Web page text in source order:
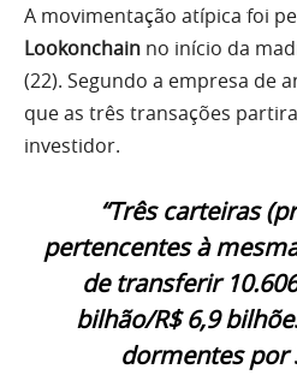
A movimentação atípica foi
Lookonchain no início da
(22). Segundo a empresa de
que as três transações
investidor.
“Três carteiras
pertencentes à
de transferir
bilhão/R$ 6,9
dormentes por